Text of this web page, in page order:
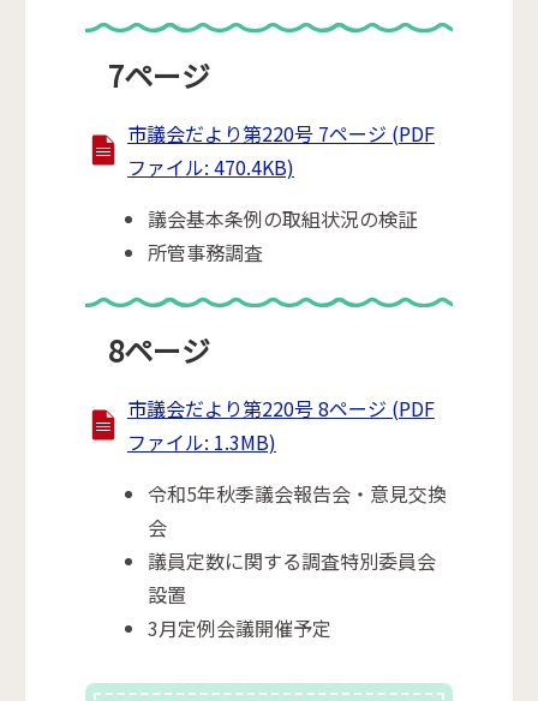
7ページ
市議会だより第220号 7ページ (PDF
ファイル: 470.4KB)
議会基本条例の取組状況の検証
所管事務調査
8ページ
市議会だより第220号 8ページ (PDF
ファイル: 1.3MB)
令和5年秋季議会報告会・意見交換
会
議員定数に関する調査特別委員会
設置
3月定例会議開催予定